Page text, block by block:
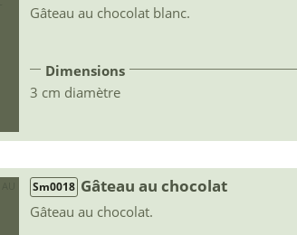
Gâteau au chocolat blanc.
Dimensions
3 cm diamètre
Sm0018 Gâteau au chocolat
Gâteau au chocolat.